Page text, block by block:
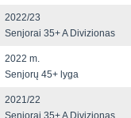
2022/23
Senjorai 35+ A Divizionas
2022 m.
Senjorų 45+ lyga
2021/22